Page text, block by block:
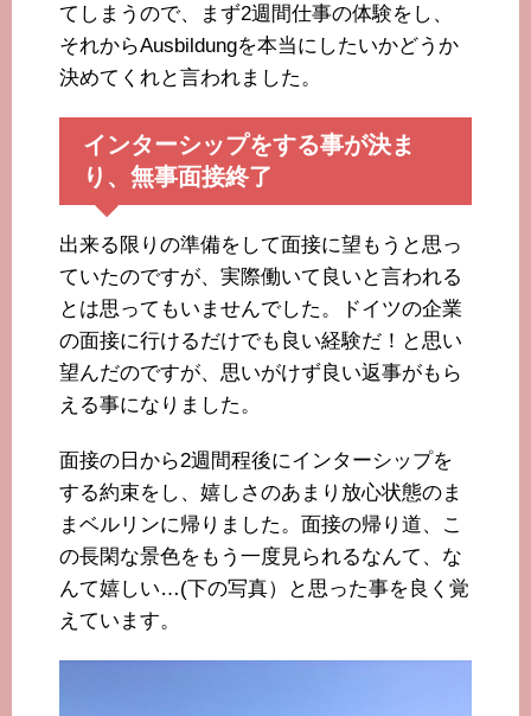
てしまうので、まず2週間仕事の体験をし、
それからAusbildungを本当にしたいかどうか
決めてくれと言われました。
インターシップをする事が決ま
り、無事面接終了
出来る限りの準備をして面接に望もうと思っ
ていたのですが、実際働いて良いと言われる
とは思ってもいませんでした。ドイツの企業
の面接に行けるだけでも良い経験だ！と思い
望んだのですが、思いがけず良い返事がもら
える事になりました。
面接の日から2週間程後にインターシップを
する約束をし、嬉しさのあまり放心状態のま
まベルリンに帰りました。面接の帰り道、こ
の長閑な景色をもう一度見られるなんて、な
んて嬉しい…(下の写真）と思った事を良く覚
えています。